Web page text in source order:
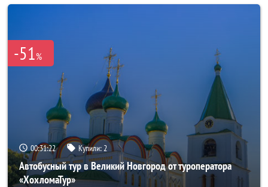
-51%
00:31:21 Купили: 2
Автобусный тур в Великий Новгород от туроператора
«ХохломаТур»